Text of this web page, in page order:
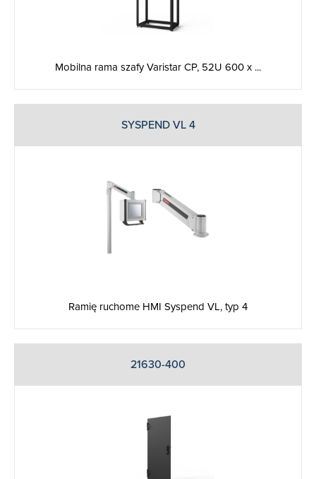
Mobilna rama szafy Varistar CP, 52U 600 x ...
SYSPEND VL 4
Ramię ruchome HMI Syspend VL, typ 4
21630-400